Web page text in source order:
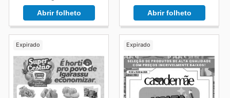
Abrir folheto Abrir folheto
Expirado Expirado